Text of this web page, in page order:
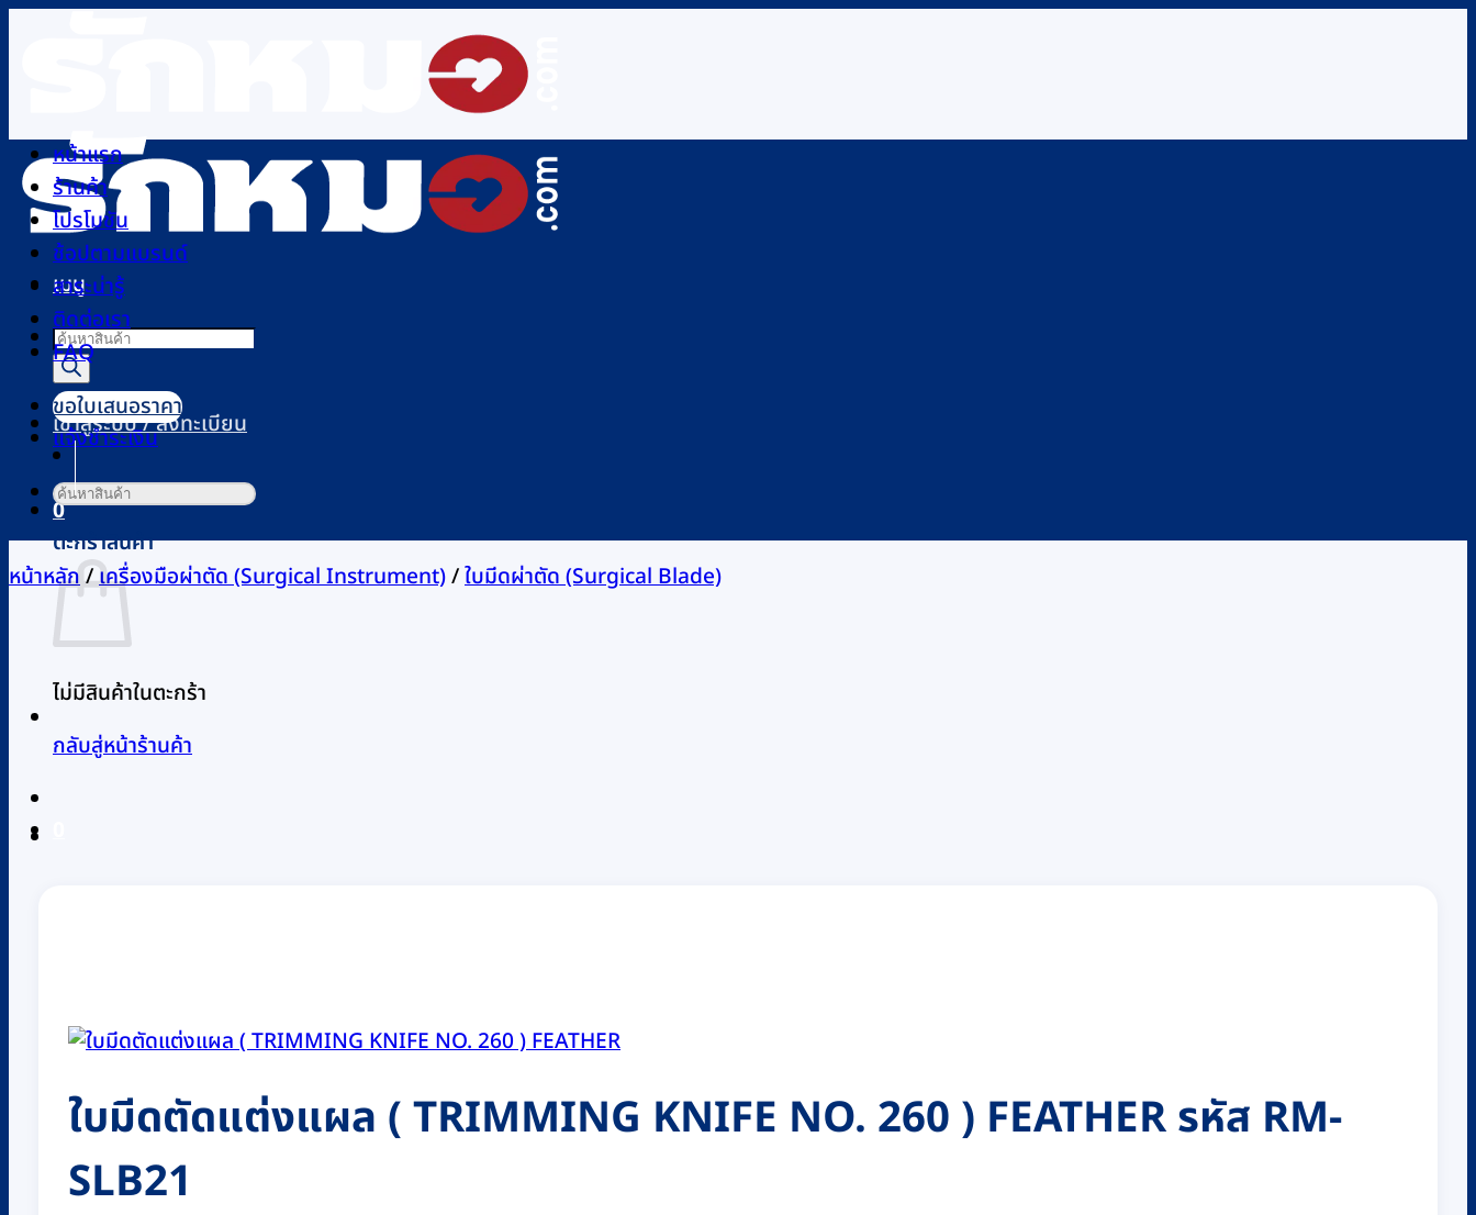
เมนู
Products
search
เข้าสู่ระบบ / ลงทะเบียน
0
ตะกร้าสินค้า
ไม่มีสินค้าในตะกร้า
กลับสู่หน้าร้านค้า
หน้าแรก
ร้านค้า
โปรโมชัน
ช้อปตามแบรนด์
สาระน่ารู้
ติดต่อเรา
FAQ
ขอใบเสนอราคา
แจ้งชำระเงิน
ค้นหา:
หน้าหลัก/เครื่องมือผ่าตัด (Surgical Instrument)/ใบมีดผ่าตัด (Surgical Blade)
ใบมีดตัดแต่งแผล ( TRIMMING KNIFE NO. 260 ) FEATHER รหัส RM-
SLB21